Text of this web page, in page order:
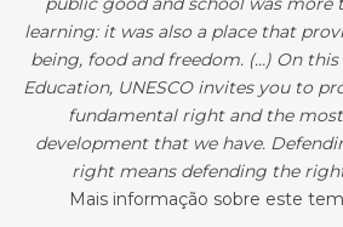
learning: it was also a place that
being, food and freedom. (…) On
Education, UNESCO invites you to
fundamental right and the
development that we have.
right means defending the
Mais informação sobre este